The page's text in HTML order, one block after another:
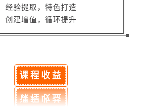
经验提取，特色打造
创建增值，循环提升
课程收益